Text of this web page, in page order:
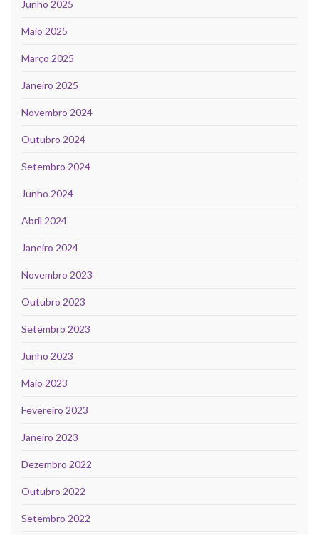
Junho 2025
Maio 2025
Março 2025
Janeiro 2025
Novembro 2024
Outubro 2024
Setembro 2024
Junho 2024
Abril 2024
Janeiro 2024
Novembro 2023
Outubro 2023
Setembro 2023
Junho 2023
Maio 2023
Fevereiro 2023
Janeiro 2023
Dezembro 2022
Outubro 2022
Setembro 2022